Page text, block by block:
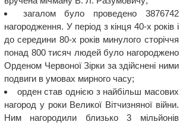
загалом було проведено 3876742
нагородження. У період з кінця 40-х років і
до середини 80-х років минулого сторіччя
понад 800 тисяч людей було нагороджено
Орденом Червоної Зірки за здійснені ними
подвиги в умовах мирного часу;
орден став однією з найбільш масових
нагород у роки Великої Вітчизняної війни.
Ним нагородили близько 3 мільйонів